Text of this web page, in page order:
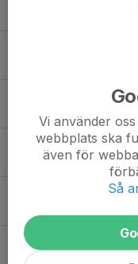
Charlie
Collin Holmberg
Emilio Dahlquist
Gusten
Vi använder
webbplats ska
även för
Så